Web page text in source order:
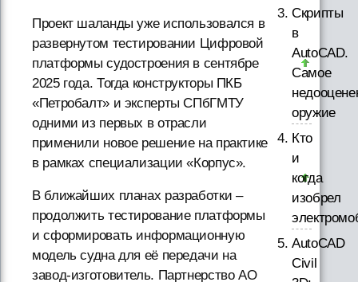
Проект шаланды уже использовался в
развернутом тестировании Цифровой
платформы судостроения в сентябре
2025 года. Тогда конструкторы ПКБ
«Петробалт» и эксперты СПбГМТУ
одними из первых в отрасли
применили новое решение на практике
в рамках специализации «Корпус».
В ближайших планах разработки –
продолжить тестирование платформы
и сформировать информационную
модель судна для её передачи на
завод-изготовитель. Партнерство АО
Скрипты
в
AutoCAD.
Самое
оружие
Кто
и
когда
изобрел
AutoCAD
Civil